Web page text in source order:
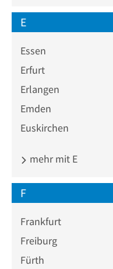
E
Essen
Erfurt
Erlangen
Emden
Euskirchen
mehr mit E
F
Frankfurt
Freiburg
Fürth